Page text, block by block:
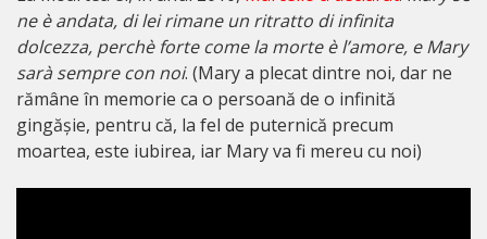
ne è andata, di lei rimane un ritratto di infinita
dolcezza, perchè forte come la morte è l’amore, e Mary
sarà sempre con noi. (Mary a plecat dintre noi, dar ne
rămâne în memorie ca o persoană de o infinită
gingășie, pentru că, la fel de puternică precum
moartea, este iubirea, iar Mary va fi mereu cu noi)